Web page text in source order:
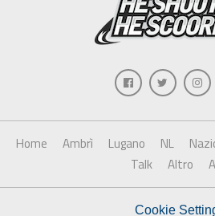
Home Ambrì Lugano NL
Talk
Altro
Cookie